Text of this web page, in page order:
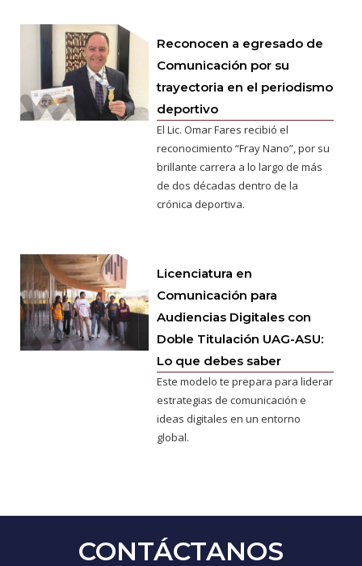
Reconocen a egresado de
Comunicación por su
trayectoria en el periodismo
deportivo
El Lic. Omar Fares recibió el
reconocimiento “Fray Nano”, por su
brillante carrera a lo largo de más
de dos décadas dentro de la
crónica deportiva.
Licenciatura en
Comunicación para
Audiencias Digitales con
Doble Titulación UAG-ASU:
Lo que debes saber
Este modelo te prepara para liderar
estrategias de comunicación e
ideas digitales en un entorno
global.
CONTÁCTANOS